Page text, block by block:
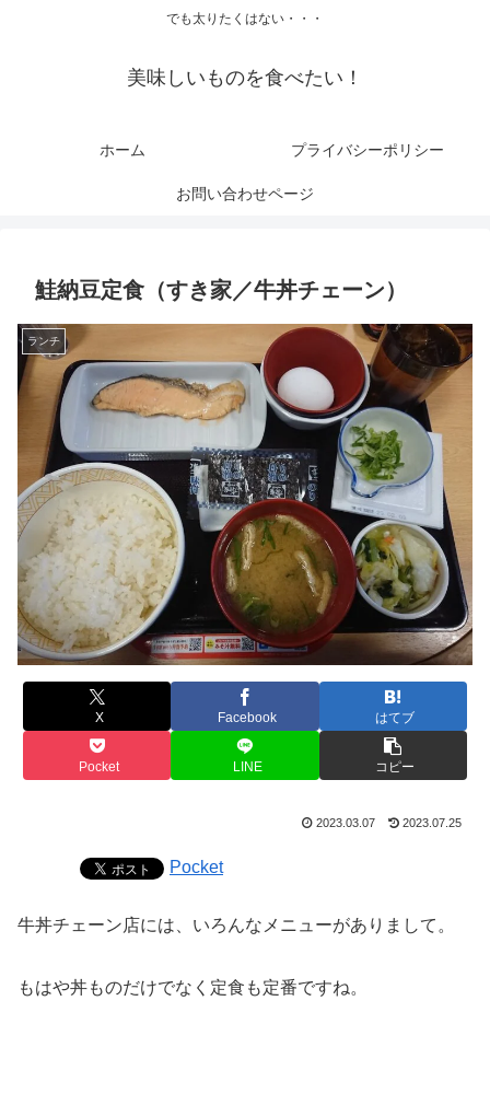
でも太りたくはない・・・
美味しいものを食べたい！
ホーム プライバシーポリシー
お問い合わせページ
鮭納豆定食（すき家／牛丼チェーン）
ランチ
X Facebook はてブ
Pocket LINE コピー
2023.03.07 2023.07.25
Pocket
牛丼チェーン店には、いろんなメニューがありまして。
もはや丼ものだけでなく定食も定番ですね。